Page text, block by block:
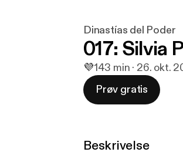
Dinastías del Poder
017: Silvia
💜143 min · 26. okt.
Prøv gratis
Beskrivelse